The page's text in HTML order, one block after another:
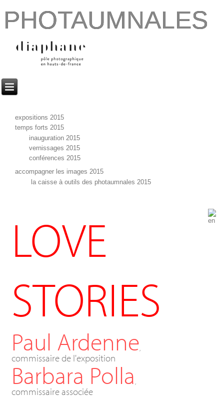
PHOTAUMNALES
expositions 2015
temps forts 2015
inauguration 2015
vernissages 2015
conférences 2015
accompagner les images 2015
la caisse à outils des photaumnales 2015
LOVE
STORIES
Paul Ardenne
commissaire de l'exposition
Barbara Polla
commissaire associée